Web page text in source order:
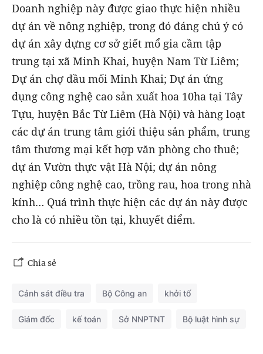
Doanh nghiệp này được giao thực hiện nhiều
dự án về nông nghiệp, trong đó đáng chú ý có
dự án xây dựng cơ sở giết mổ gia cầm tập
trung tại xã Minh Khai, huyện Nam Từ Liêm;
Dự án chợ đầu mối Minh Khai; Dự án ứng
dụng công nghệ cao sản xuất hoa 10ha tại Tây
Tựu, huyện Bắc Từ Liêm (Hà Nội) và hàng loạt
các dự án trung tâm giới thiệu sản phẩm, trung
tâm thương mại kết hợp văn phòng cho thuê;
dự án Vườn thực vật Hà Nội; dự án nông
nghiệp công nghệ cao, trồng rau, hoa trong nhà
kính… Quá trình thực hiện các dự án này được
cho là có nhiều tồn tại, khuyết điểm.
Chia sẻ
Cảnh sát điều tra Bộ Công an khởi tố
Giám đốc kế toán Sở NNPTNT Bộ luật hình sự